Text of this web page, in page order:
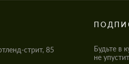
стрит, 85
Будьте в
не